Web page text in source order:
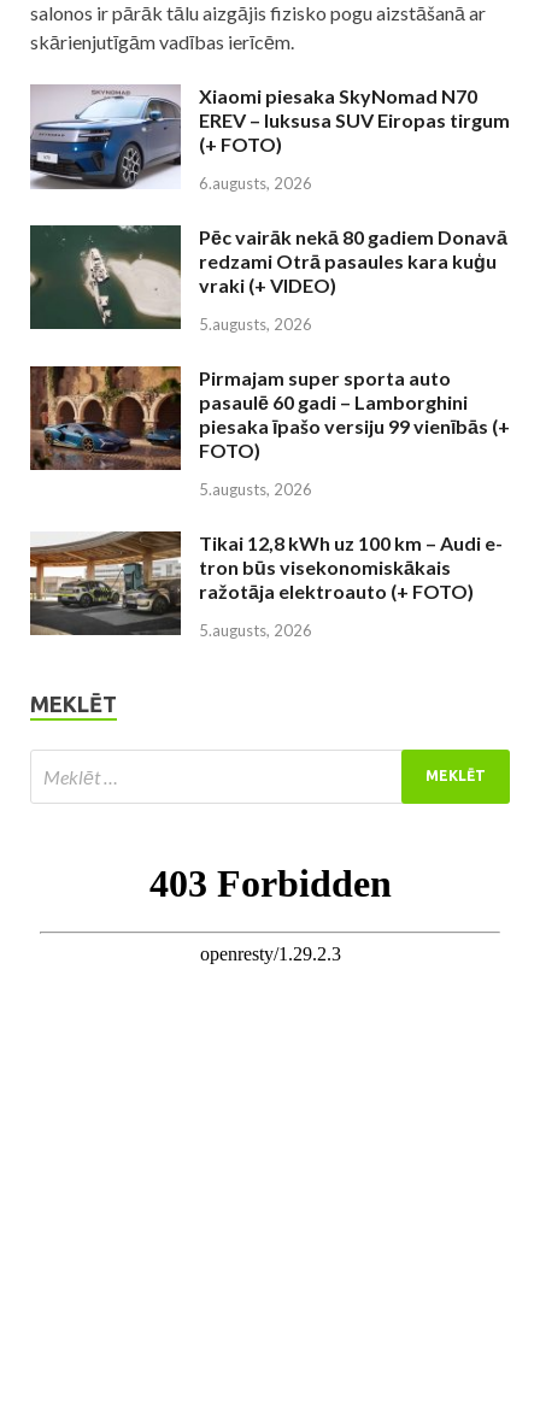
salonos ir pārāk tālu aizgājis fizisko pogu aizstāšanā ar
skārienjutīgām vadības ierīcēm.
Xiaomi piesaka SkyNomad N70
EREV – luksusa SUV Eiropas tirgum
(+ FOTO)
6.augusts, 2026
Pēc vairāk nekā 80 gadiem Donavā
redzami Otrā pasaules kara kuģu
vraki (+ VIDEO)
5.augusts, 2026
Pirmajam super sporta auto
pasaulē 60 gadi – Lamborghini
piesaka īpašo versiju 99 vienībās (+
FOTO)
5.augusts, 2026
Tikai 12,8 kWh uz 100 km – Audi e-
tron būs visekonomiskākais
ražotāja elektroauto (+ FOTO)
5.augusts, 2026
MEKLĒT